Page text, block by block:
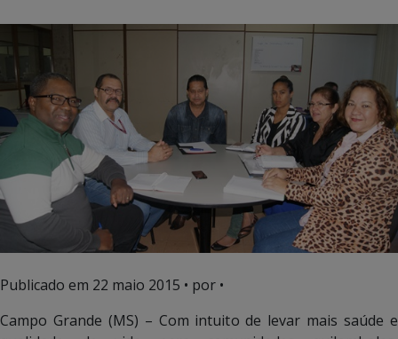
Publicado em 22 maio 2015 • por •
Campo Grande (MS) – Com intuito de levar mais saúde e